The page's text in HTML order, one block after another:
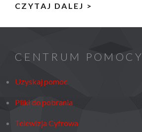
CZYTAJ DALEJ >
CO
CENTRUM POMOCY
Uzyskaj pomoc
Pliki do pobrania
Telewizja Cyfrowa